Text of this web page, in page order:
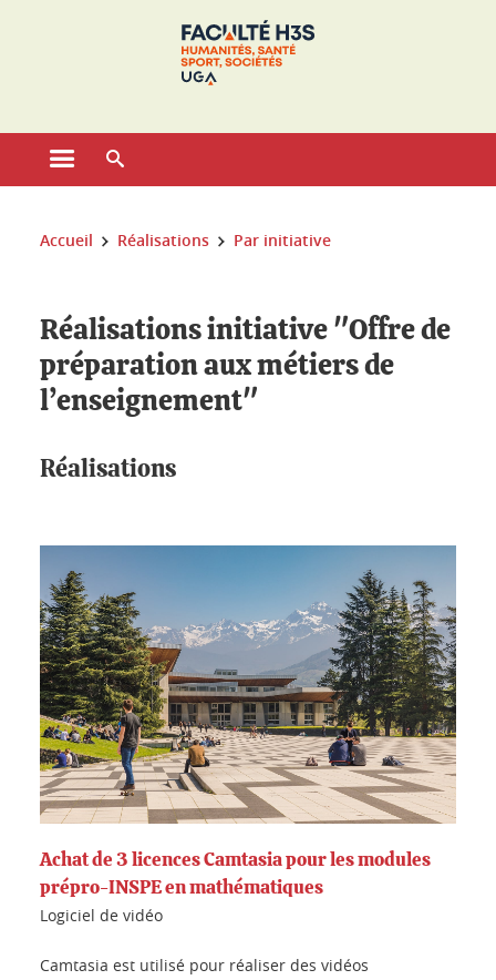
Ouvrir le menu principal
Vous êtes ici :
Accueil Réalisations Par initiative
Réalisations initiative "Offre de
préparation aux métiers de
l’enseignement"
Réalisations
Achat de 3 licences Camtasia pour les modules
prépro-INSPE en mathématiques
Logiciel de vidéo
Camtasia est utilisé pour réaliser des vidéos